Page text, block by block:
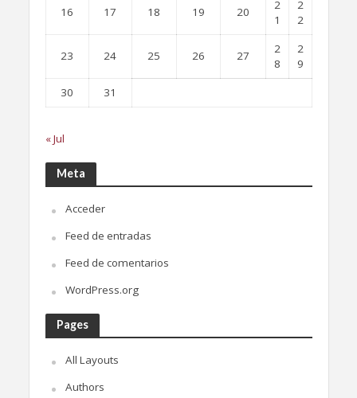
16 17 18 19 20
2
1
2
2
23 24 25 26 27
2
8
2
9
30
31
« Jul
Meta
Acceder
Feed de entradas
Feed de comentarios
WordPress.org
Pages
All Layouts
Authors